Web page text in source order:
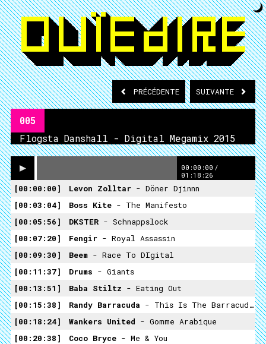
PRÉCÉDENTE SUIVANTE
005
Flogsta Danshall - Digital Megamix 2015
00:00:00 /
01:18:26
00:00:00 Levon Zolltar - Döner Djinnn
00:03:04
Boss Kite - The Manifesto
00:05:56
DKSTER - Schnappslock
00:07:20
Fengir - Royal Assassin
00:09:30
Beem - Race To DIgital
00:11:37
Drums - Giants
00:13:51
Baba Stiltz - Eating Out
00:15:38
Randy Barracuda - This Is The Barracuda Speaking
00:18:24
Wankers United - Gomme Arabique
00:20:38
Coco Bryce - Me & You